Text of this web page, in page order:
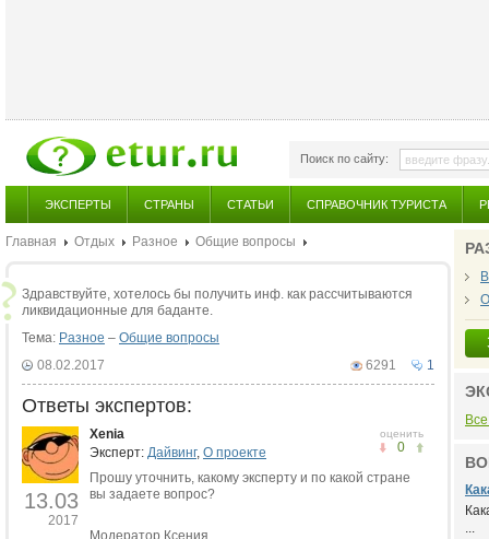
Поиск по сайту:
ЭКСПЕРТЫ СТРАНЫ СТАТЬИ СПРАВОЧНИК ТУРИСТА
Главная Отдых Разное Общие вопросы
Здравствуйте, хотелось бы получить инф. как рассчитываются
ликвидационные для баданте.
Тема: Разное – Общие вопросы
1
6291
08.02.2017
Ответы экспертов:
13.03
2017
оценить
0
Xenia
Эксперт: Дайвинг, О проекте
Прошу уточнить, какому эксперту и по какой стране
вы задаете вопрос?
Модератор Ксения
...